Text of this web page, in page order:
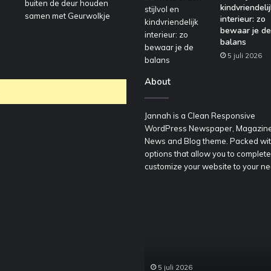
interieur: zo
bewaar je de
balans
5 juli 2026
About
Jannah is a Clean Responsive
WordPress Newspaper,
News and Blog theme. Packed
options that allow you to
customize your website to your
5 juli 2026